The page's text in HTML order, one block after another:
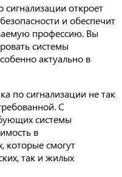
откроет
и обеспечит
профессию. Вы
системы
актуально в
по сигнализации не так
С
системы
в
которые смогут
так и жилых